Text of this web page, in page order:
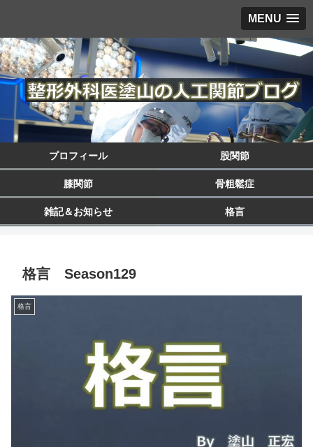
MENU
プロフィール 股関節
膝関節 骨粗鬆症
雑記＆お知らせ 格言
格言 Season129
格言